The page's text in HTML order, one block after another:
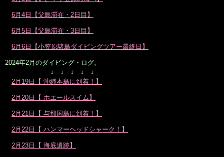
6月4日【父島滞在・2日目】
6月5日【父島滞在・3日目】
6月6日【小笠原諸島ダイビングツアー最終日】
2024年2月のダイビング・ログ。
↓ ↓ ↓ ↓ ↓
2月19日【 沖縄本島に到着！】
2月20日【 ホエールスイム】
2月21日【 与那国島に到着！】
2月22日【 ハンマーヘッドシャーク！】
2月23日【 海底遺跡】